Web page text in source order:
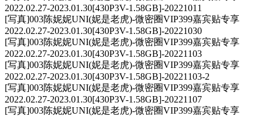
2022.02.27-2023.01.30[430P3V-1.58GB]-20221011
[写真]003陈妮妮UNI(妮是老虎)-微密圈VIP399嘉宾贴专享
2022.02.27-2023.01.30[430P3V-1.58GB]-20221030
[写真]003陈妮妮UNI(妮是老虎)-微密圈VIP399嘉宾贴专享
2022.02.27-2023.01.30[430P3V-1.58GB]-20221103
[写真]003陈妮妮UNI(妮是老虎)-微密圈VIP399嘉宾贴专享
2022.02.27-2023.01.30[430P3V-1.58GB]-20221103-2
[写真]003陈妮妮UNI(妮是老虎)-微密圈VIP399嘉宾贴专享
2022.02.27-2023.01.30[430P3V-1.58GB]-20221107
[写真]003陈妮妮UNI(妮是老虎)-微密圈VIP399嘉宾贴专享